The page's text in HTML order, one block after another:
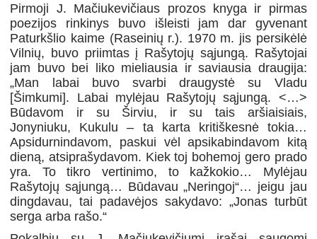
Pirmoji J. Mačiukevičiaus prozos knyga ir pirmas
poezijos rinkinys buvo išleisti jam dar gyvenant
Paturkšlio kaime (Raseinių r.). 1970 m. jis persikėlė
Vilnių, buvo priimtas į Rašytojų sąjungą. Rašytojai
jam buvo bei liko mieliausia ir saviausia draugija:
„Man labai buvo svarbi draugystė su Vladu
[Šimkumi]. Labai mylėjau Rašytojų sąjungą. <…>
Būdavom ir su Širviu, ir su tais aršiaisiais,
Jonyniuku, Kukulu – ta karta kritiškesnė tokia…
Apsidurnindavom, paskui vėl apsikabindavom kitą
dieną, atsiprašydavom. Kiek toj bohemoj gero prado
yra. To tikro vertinimo, to kažkokio… Mylėjau
Rašytojų sąjungą… Būdavau „Neringoj“… jeigu jau
dingdavau, tai padavėjos sakydavo: „Jonas turbūt
serga arba rašo.“